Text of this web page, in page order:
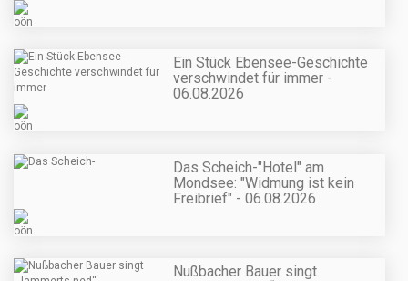
Ein Stück Ebensee-Geschichte
verschwindet für immer -
06.08.2026
Das Scheich-"Hotel" am
Mondsee: "Widmung ist kein
Freibrief" - 06.08.2026
Nußbacher Bauer singt